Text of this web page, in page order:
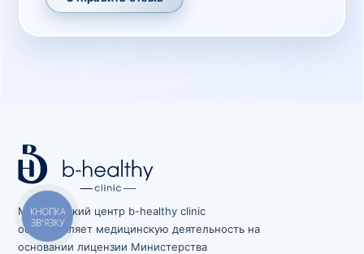
Медицинский центр b-healthy clinic
осуществляет медицинскую деятельность на
основании лицензии Министерства
КНОПКА
ЗВ'ЯЗКУ